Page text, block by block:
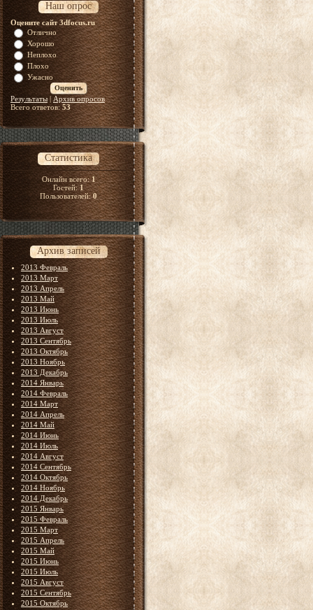
Наш опрос
Оцените сайт 3dfocus.ru
Отлично
Хорошо
Неплохо
Плохо
Ужасно
Результаты| Архив опросов
Всего ответов:53
Статистика
Онлайн всего:1
Гостей:1
Пользователей:0
Архив записей
2013 Февраль
2013 Март
2013 Апрель
2013 Май
2013 Июнь
2013 Июль
2013 Август
2013 Сентябрь
2013 Октябрь
2013 Ноябрь
2013 Декабрь
2014 Январь
2014 Февраль
2014 Март
2014 Апрель
2014 Май
2014 Июнь
2014 Июль
2014 Август
2014 Сентябрь
2014 Октябрь
2014 Ноябрь
2014 Декабрь
2015 Январь
2015 Февраль
2015 Март
2015 Апрель
2015 Май
2015 Июнь
2015 Июль
2015 Август
2015 Сентябрь
2015 Октябрь